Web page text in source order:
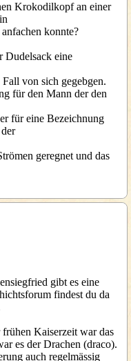
Krokodilkopf an einer
konnte?
Dudelsack eine
von sich gegebgen.
für den Mann der den
für eine Bezeichnung
geregnet und das
gibt es eine
findest du da
Kaiserzeit war das
es der Drachen (draco).
auch regelmässig